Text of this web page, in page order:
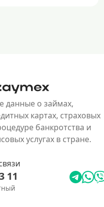
данные о займах,
картах, страховых
банкротства и
услугах в стране.
11